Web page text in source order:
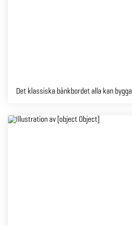
Det klassiska bänkbordet alla kan bygga